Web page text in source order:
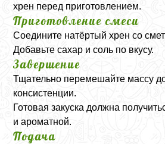
хрен перед приготовлением.
Приготовление смеси
Соедините натёртый хрен со
Добавьте сахар и соль по вкусу.
Завершение
Тщательно перемешайте массу
консистенции.
Готовая закуска должна
и ароматной.
Подача